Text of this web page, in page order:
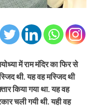
में राम मंदिर का फिर से
थी. यह वह मस्जिद थी
किया गया था. यह वह
चली गयी थी. यही वह